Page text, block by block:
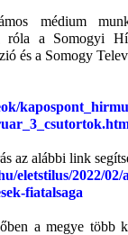
médium
róla a Somogyi
és a Somogy
az alábbi link
eletstilus/2022/
fiatalsaga
a megye több